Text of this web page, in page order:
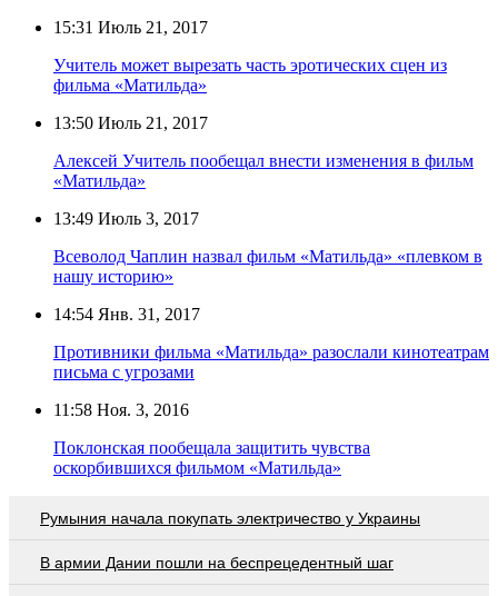
15:31 Июль 21, 2017
Учитель может вырезать часть эротических сцен из
фильма «Матильда»
13:50 Июль 21, 2017
Алексей Учитель пообещал внести изменения в фильм
«Матильда»
13:49 Июль 3, 2017
Всеволод Чаплин назвал фильм «Матильда» «плевком в
нашу историю»
14:54 Янв. 31, 2017
Противники фильма «Матильда» разослали кинотеатрам
письма с угрозами
11:58 Ноя. 3, 2016
Поклонская пообещала защитить чувства
оскорбившихся фильмом «Матильда»
Румыния начала покупать электричество у Украины
В армии Дании пошли на беспрецедентный шаг